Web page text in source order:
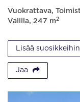
Vuokrattava,
Vallila, 247 m2
Lisää suosikkeihin
Jaa